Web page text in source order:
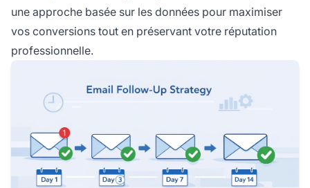
une approche basée sur les données pour maximiser
vos conversions tout en préservant votre réputation
professionnelle.